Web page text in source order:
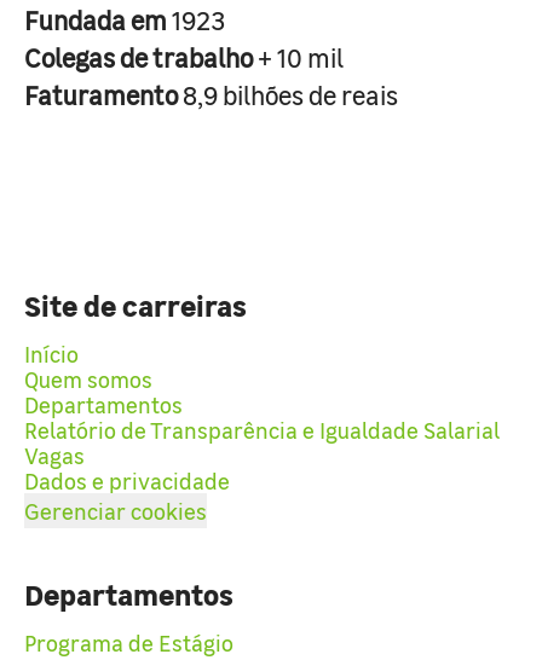
Fundada em1923
Colegas de trabalho+ 10 mil
Faturamento8,9 bilhões de reais
Site de carreiras
Início
Quem somos
Departamentos
Relatório de Transparência e Igualdade Salarial
Vagas
Dados e privacidade
Gerenciar cookies
Departamentos
Programa de Estágio